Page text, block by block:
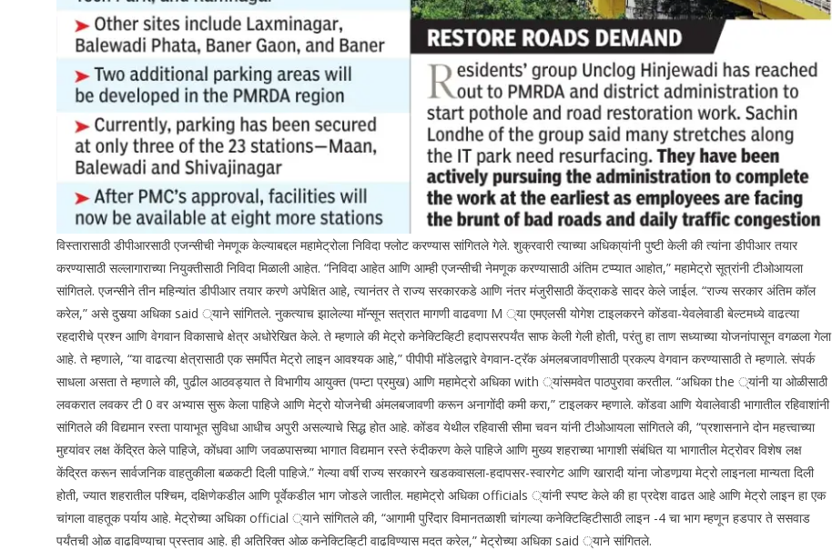
विस्तारासाठी डीपीआरसाठी एजन्सीची नेमणूक केल्याबद्दल महामेट्रोला निविदा फ्लोट करण्यास सांगितले गेले. शुक्रवारी त्याच्या अधिका्यांनी पुष्टी केली की त्यांना डीपीआर तयार
करण्यासाठी सल्लागाराच्या नियुक्तीसाठी निविदा मिळाली आहेत. “निविदा आहेत आणि आम्ही एजन्सीची नेमणूक करण्यासाठी अंतिम टप्प्यात आहोत,” महामेट्रो सूत्रांनी टीओआयला
सांगितले. एजन्सीने तीन महिन्यांत डीपीआर तयार करणे अपेक्षित आहे, त्यानंतर ते राज्य सरकारकडे आणि नंतर मंजुरीसाठी केंद्राकडे सादर केले जाईल. “राज्य सरकार अंतिम कॉल
करेल,” असे दुसर्‍या अधिका said ्याने सांगितले. नुकत्याच झालेल्या मॉन्सून सत्रात मागणी वाढवणा M ्या एमएलसी योगेश टाइलकरने कोंडवा-येवलेवाडी बेल्टमध्ये वाढत्या
रहदारीचे प्रश्न आणि वेगवान विकासाचे क्षेत्र अधोरेखित केले. ते म्हणाले की मेट्रो कनेक्टिव्हिटी हदापसरपर्यंत साफ केली गेली होती, परंतु हा ताण सध्याच्या योजनांपासून वगळला गेला
आहे. ते म्हणाले, “या वाढत्या क्षेत्रासाठी एक समर्पित मेट्रो लाइन आवश्यक आहे,” पीपीपी मॉडेलद्वारे वेगवान-ट्रॅक अंमलबजावणीसाठी प्रकल्प वेगवान करण्यासाठी ते म्हणाले. संपर्क
साधला असता ते म्हणाले की, पुढील आठवड्यात ते विभागीय आयुक्त (पम्टा प्रमुख) आणि महामेट्रो अधिका with ्यांसमवेत पाठपुरावा करतील. “अधिका the ्यांनी या ओळीसाठी
लवकरात लवकर टी 0 वर अभ्यास सुरू केला पाहिजे आणि मेट्रो योजनेची अंमलबजावणी करून अनागोंदी कमी करा,” टाइलकर म्हणाले. कोंडवा आणि येवालेवाडी भागातील रहिवाशांनी
सांगितले की विद्यमान रस्ता पायाभूत सुविधा आधीच अपुरी असल्याचे सिद्ध होत आहे. कोंडव येथील रहिवासी सीमा चवन यांनी टीओआयला सांगितले की, “प्रशासनाने दोन महत्त्वाच्या
मुद्द्यांवर लक्ष केंद्रित केले पाहिजे, कोंधवा आणि जवळपासच्या भागात विद्यमान रस्ते रुंदीकरण केले पाहिजे आणि मुख्य शहराच्या भागाशी संबंधित या भागातील मेट्रोवर विशेष लक्ष
केंद्रित करून सार्वजनिक वाहतुकीला बळकटी दिली पाहिजे.” गेल्या वर्षी राज्य सरकारने खडकवासला-हदापसर-स्वारगेट आणि खारादी यांना जोडणार्‍या मेट्रो लाइनला मान्यता दिली
होती, ज्यात शहरातील पश्चिम, दक्षिणेकडील आणि पूर्वेकडील भाग जोडले जातील. महामेट्रो अधिका officials ्यांनी स्पष्ट केले की हा प्रदेश वाढत आहे आणि मेट्रो लाइन हा एक
चांगला वाहतूक पर्याय आहे. मेट्रोच्या अधिका official ्याने सांगितले की, “आगामी पुरिंदार विमानतळाशी चांगल्या कनेक्टिव्हिटीसाठी लाइन -4 चा भाग म्हणून हडपार ते ससवाड
पर्यंतची ओळ वाढविण्याचा प्रस्ताव आहे. ही अतिरिक्त ओळ कनेक्टिव्हिटी वाढविण्यास मदत करेल,” मेट्रोच्या अधिका said ्याने सांगितले.